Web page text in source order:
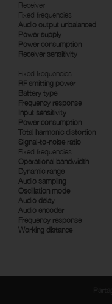
Receiver
Fixed frequencies
Audio output unbalanced
Power supply
Power consumption
Receiver sensitivity
Fixed frequencies
RF emitting power
Battery type
Frequency response
Input sensitivity
Power consumption
Total harmonic distortion
Signal-to-noise ratio
Fixed frequencies
Operational bandwidth
Dynamic range
Audio sampling
Oscillation mode
Audio delay
Audio encoder
Frequency response
Working distance